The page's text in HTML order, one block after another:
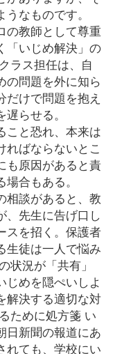
なものです。
の教師として尊重
「いじめ解決」の
ラス担任は、自
の問題を外に知ら
けで問題を抱え
らせる。
こと恐れ、本来は
ればならないとこ
も原因があると責
合もある。
相談があると、教
、先生に告げ口し
スを招く。保護者
生徒は一人で悩み
状況が「共有」
じめを隠ぺいしよ
解決する適切な対
ために処方箋 い
日新聞の報道にあ
れても、学校にい